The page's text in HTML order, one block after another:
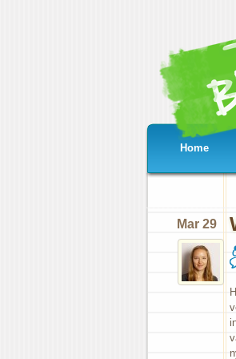
Home
Mar 29